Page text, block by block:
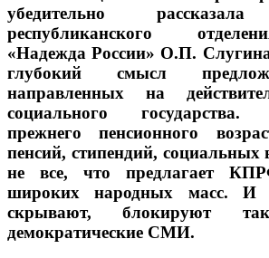
убедительно рассказала
республиканского
«Надежда России» О.П.
глубокий смысл
направленных на
социального государства.
прежнего пенсионного
пенсий, стипендий, социальных
не все, что предлагает
широких народных масс. И
скрывают, блокируют
демократические СМИ.